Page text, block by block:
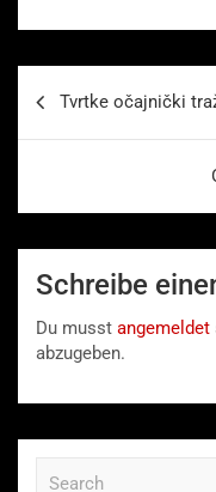
Tvrtke očajnički
Schreibe
Du musst angemeldet
abzugeben.